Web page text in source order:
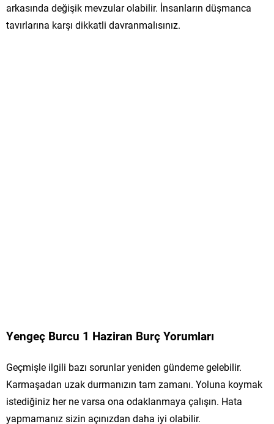
arkasında değişik mevzular olabilir. İnsanların düşmanca
tavırlarına karşı dikkatli davranmalısınız.
Yengeç Burcu 1 Haziran Burç Yorumları
Geçmişle ilgili bazı sorunlar yeniden gündeme gelebilir.
Karmaşadan uzak durmanızın tam zamanı. Yoluna koymak
istediğiniz her ne varsa ona odaklanmaya çalışın. Hata
yapmamanız sizin açınızdan daha iyi olabilir.